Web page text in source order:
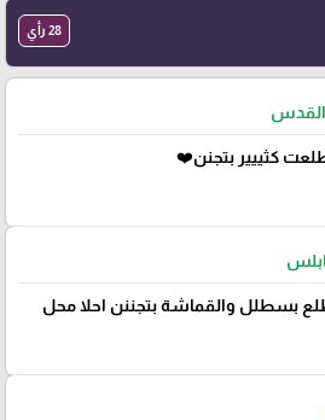
28 رأي
القدس
كثييير بتجنن❤️
بسطلل والقماشة بتجننن احلا محل